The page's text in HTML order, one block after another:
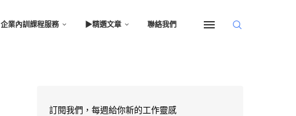
企業內訓課程服務 ▶︎精選文章 聯絡我們
訂閱我們，每週給你新的工作靈感